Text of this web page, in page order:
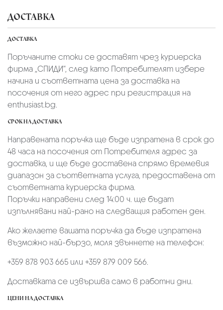
ДОСТАВКА
ДОСТАВКА
Поръчаните стоки се доставят чрез куриерскa
фирмa „СПИДИ“, след като Потребителят избере
начина и съответната цена за доставка на
посочения от него адрес при регистрация на
enthusiast.bg.
СРОК НА ДОСТАВКА
Направената поръчка ще бъде изпратена в срок до
48 часа на посочения от Потребителя адрес за
доставка, и ще бъде доставена спрямо времевия
диапазон за съответната услуга, предоставена от
съответната куриерска фирма.
Поръчки направени след 14:00 ч. ще бъдат
изпълнявани най-рано на следващия работен ден.
Ако желаете вашата поръчка да бъде изпратена
възможно най-бързо, моля звъннете на телефон:
+359 878 903 665 или +359 879 009 566.
Доставката се извършва само в работни дни.
ЦЕНИ НА ДОСТАВКА